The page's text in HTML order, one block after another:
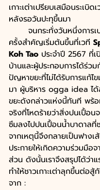
เกาะเต่าเปรียบเสมือนระเบิ
หลังรอวันปะทุขึ้นมา
ครั้งสำคัญเริ่มต้นขึ้นที่เวที
Koh Tao ประจำปี 2567 ที่เ
บ้านและผู้ประกอบการได้ร่วม
ปัญหาขยะที่ไม่ได้รับการแก้ไ
มา ผู้บริหาร ogga idea ไ
ขยะดังกล่าวแห่งนี้ทันที พร้
จริงที่โหดร้ายว่าสิ่งปนเปื้อน
ซึมลงไปปนเปื้อนน้ำบาดาลที่
จากเหตุนี้จึงกลายเป็นฟาง
ประกายให้เกิดความร่วมมือ
ส่วน ดังนั้นเราจึงสรุปได้ว่า
ทำให้ชาวเกาะเต่าลุกขึ้นต่อ
จาก :